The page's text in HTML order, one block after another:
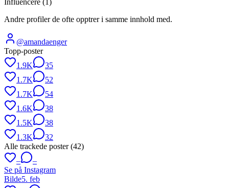
Andre profiler de ofte opptrer i samme innhold med.
@amandaenger
Topp-poster
1.9K
35
1.7K
52
1.7K
54
1.6K
38
1.5K
38
1.3K
32
Alle trackede poster (42)
–
–
Se på Instagram
Bilde5. feb